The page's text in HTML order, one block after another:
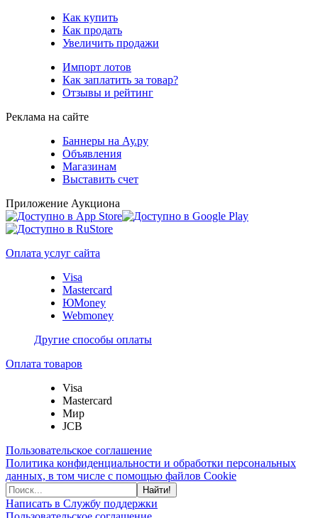
Как купить
Как продать
Увеличить продажи
Импорт лотов
Как заплатить за товар?
Отзывы и рейтинг
Реклама на сайте
Баннеры на Ау.ру
Объявления
Магазинам
Выставить счет
Приложение Аукциона
Оплата услуг сайта
Visa
Mastercard
ЮMoney
Webmoney
Другие способы оплаты
Оплата товаров
Visa
Mastercard
Мир
JCB
Пользовательское соглашение
Политика конфиденциальности и обработки персональных
данных, в том числе с помощью файлов Cookie
Найти!
Написать в Службу поддержки